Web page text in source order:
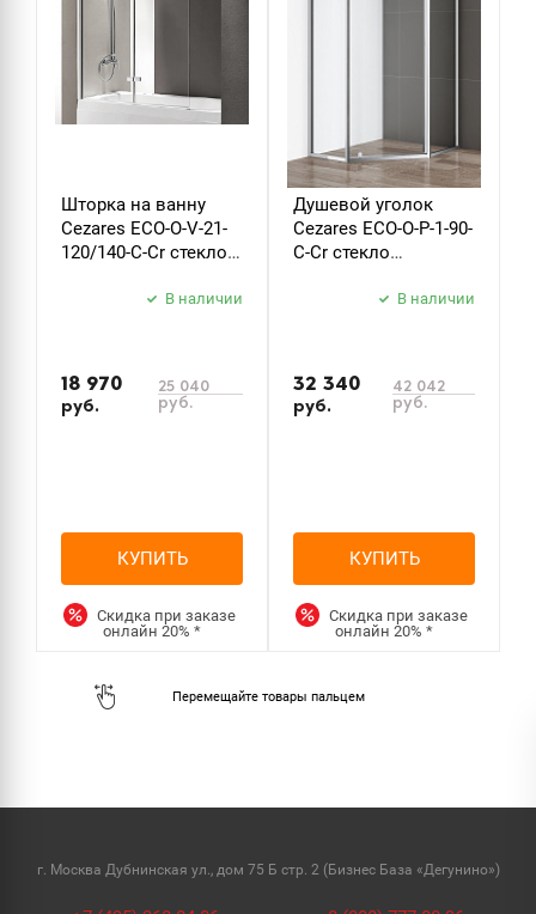
Шторка на ванну
Cezares ECO-O-V-21-
120/140-C-Cr стекло
В наличии
18 970
руб.
25 040
руб.
КУПИТЬ
Скидка при заказе
онлайн20%*
Душевой уголок
Cezares ECO-O-P-1-90-
C-Cr стекло
В наличии
32 340
руб.
42 042
руб.
КУПИТЬ
Скидка при заказе
онлайн20%*
г. Москва Дубнинская ул., дом 75 Б стр. 2 (Бизнес База «Дегунино»)